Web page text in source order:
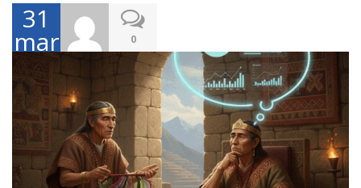
31
marzo,
2026
0